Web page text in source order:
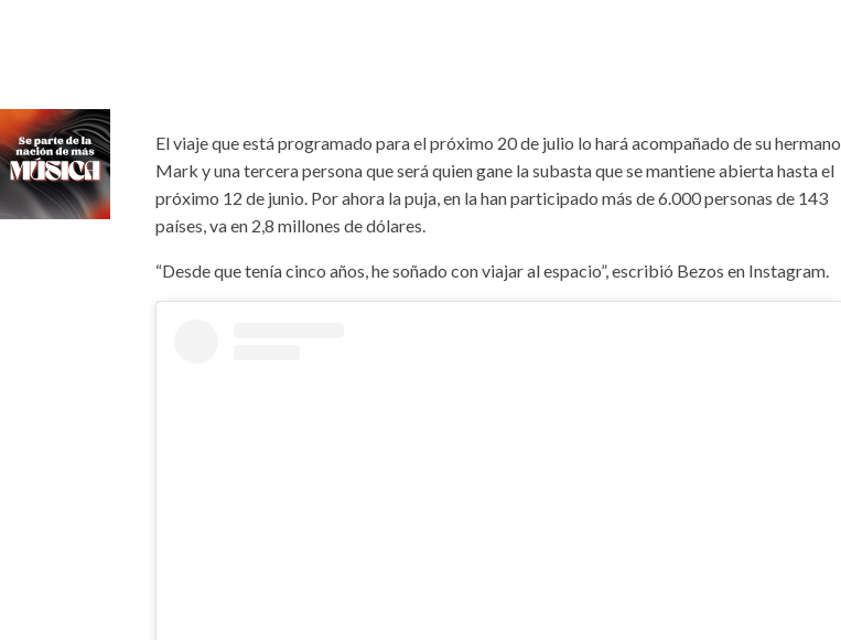
El viaje que está programado para el próximo 20 de julio lo hará acompañado de su hermano
Mark y una tercera persona que será quien gane la subasta que se mantiene abierta hasta el
próximo 12 de junio. Por ahora la puja, en la han participado más de 6.000 personas de 143
países, va en 2,8 millones de dólares.
“Desde que tenía cinco años, he soñado con viajar al espacio”, escribió Bezos en Instagram.